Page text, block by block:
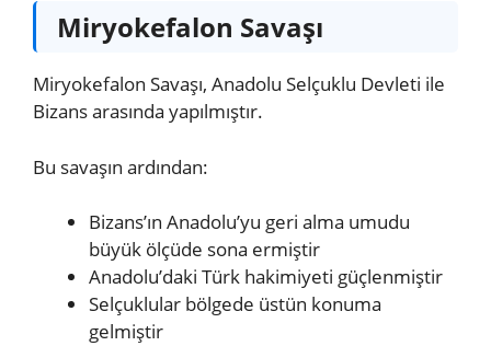
Miryokefalon Savaşı
Miryokefalon Savaşı, Anadolu Selçuklu Devleti ile
Bizans arasında yapılmıştır.
Bu savaşın ardından:
Bizans’ın Anadolu’yu geri alma umudu
büyük ölçüde sona ermiştir
Anadolu’daki Türk hakimiyeti güçlenmiştir
Selçuklular bölgede üstün konuma
gelmiştir